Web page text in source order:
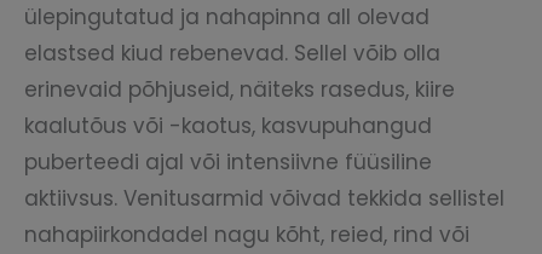
ülepingutatud ja nahapinna all olevad
elastsed kiud rebenevad. Sellel võib olla
erinevaid põhjuseid, näiteks rasedus, kiire
kaalutõus või -kaotus, kasvupuhangud
puberteedi ajal või intensiivne füüsiline
aktiivsus. Venitusarmid võivad tekkida sellistel
nahapiirkondadel nagu kõht, reied, rind või